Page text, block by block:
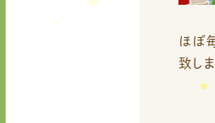
ほぼ
致しま